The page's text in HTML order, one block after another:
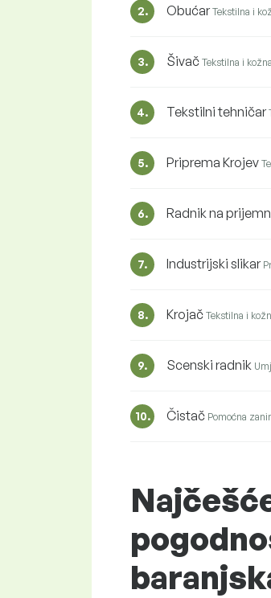
2. Obućar Tekstilna i
3. Šivač Tekstilna i
4. Tekstilni tehničar
5. Priprema Krojev
6. Radnik na
7. Industrijski slikar
8. Krojač Tekstilna i
9. Scenski radnik
10. Čistač Pomoćna